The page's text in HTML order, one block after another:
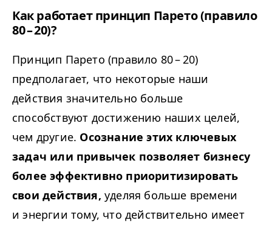
Как работает принцип Парето (правило
80 – 20)?
Принцип Парето (правило 80 – 20)
предполагает, что некоторые наши
действия значительно больше
способствуют достижению наших целей,
чем другие. Осознание этих ключевых
задач или привычек позволяет бизнесу
более эффективно приоритизировать
свои действия, уделяя больше времени
и энергии тому, что действительно имеет